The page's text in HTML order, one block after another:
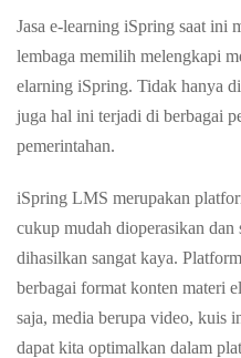
Jasa e-learning iSpring saat ini
lembaga memilih melengkapi
elarning iSpring. Tidak hanya
juga hal ini terjadi di berbagai
pemerintahan.
iSpring LMS merupakan
cukup mudah dioperasikan dan
dihasilkan sangat kaya. Platform
berbagai format konten materi
saja, media berupa video, kuis
dapat kita optimalkan dalam